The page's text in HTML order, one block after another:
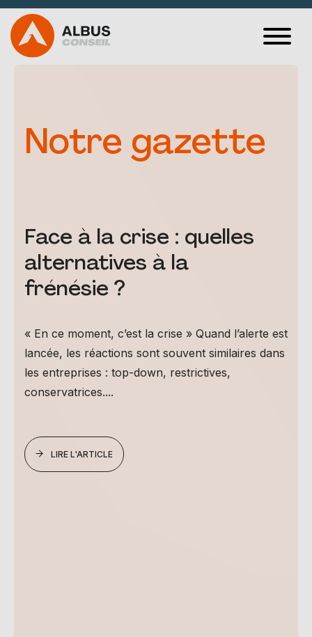
SPORT ET
QUI SOMMES-NOUS ?
Notre gazette
Face à la crise : quelles
alternatives à la
frénésie ?
« En ce moment, c’est la crise » Quand l’alerte est
lancée, les réactions sont souvent similaires dans
les entreprises : top-down, restrictives,
conservatrices....
LIRE L'ARTICLE